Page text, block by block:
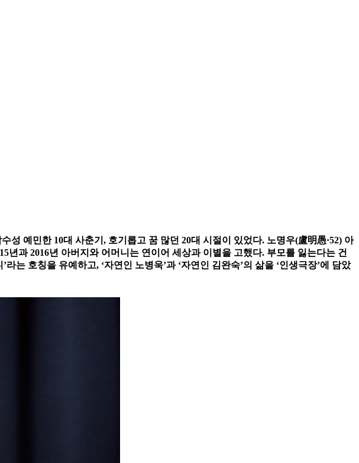
예민한 10대 사춘기, 호기롭고 꿈 많던 20대 시절이 있었다. 노명우(盧明愚·52) 아
과 2016년 아버지와 어머니는 연이어 세상과 이별을 고했다. 부모를 잃는다는 건
는 호칭을 유예하고, ‘자연인 노병욱’과 ‘자연인 김완숙’의 삶을 ‘인생극장’에 담았